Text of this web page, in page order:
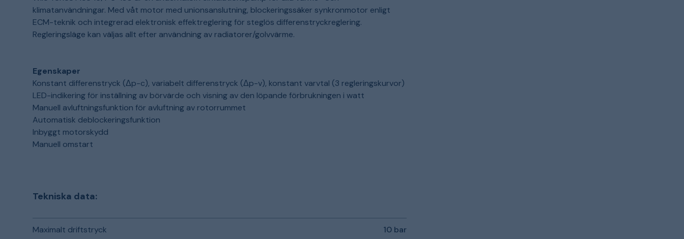
klimatanvändningar. Med våt motor med unionsanslutning, blockeringssäker synkronmotor enligt
ECM-teknik och integrerad elektronisk effektreglering för steglös differenstryckreglering.
Regleringsläge kan väljas allt efter användning av radiatorer/golvvärme.
Egenskaper
Konstant differenstryck (Δp-c), variabelt differenstryck (Δp-v), konstant varvtal (3 regleringskurvor)
LED-indikering för inställning av börvärde och visning av den löpande förbrukningen i watt
Manuell avluftningsfunktion för avluftning av rotorrummet
Automatisk deblockeringsfunktion
Inbyggt motorskydd
Manuell omstart
Tekniska data:
Maximalt driftstryck 10 bar